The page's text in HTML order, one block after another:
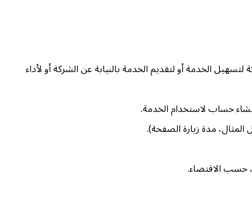
الخدمة أو لتقديم الخدمة بالنيابة عن الشركة أو لأداء
حساب لاستخدام الخدمة.
مدة زيارة الصفحة).
حسب الاقتضاء.